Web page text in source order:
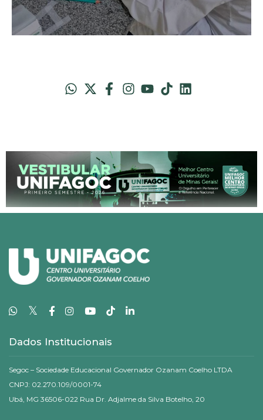
𝕏
Dados Institucionais
Segoc – Sociedade Educacional Governador Ozanam Coelho LTDA
CNPJ: 02.270.109/0001-74
Ubá, MG 36506-022 Rua Dr. Adjalme da Silva Botelho, 20